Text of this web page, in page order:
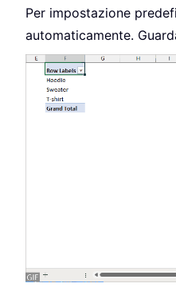
Per impostazione
automaticamente.